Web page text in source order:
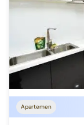
Apartemen